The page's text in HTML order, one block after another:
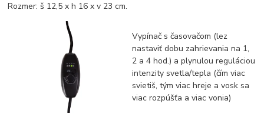
Rozmer: š 12,5 x h 16 x v 23 cm.
Vypínač s časovačom (lez
nastaviť dobu zahrievania na 1,
2 a 4 hod.) a plynulou reguláciou
intenzity svetla/tepla (čím viac
svietiš, tým viac hreje a vosk sa
viac rozpúšťa a viac vonia)